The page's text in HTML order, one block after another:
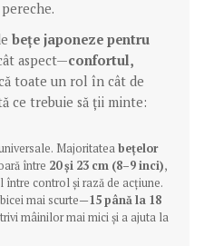
bețe japoneze pentru
aspect—confortul,
toate un rol în cât de
ce trebuie să ții minte:
Majoritateabețelor
între 20 și 23 cm (8–9 inci),
control și rază de acțiune.
mai scurte—15 până la 18
mâinilor mai mici și a ajuta la